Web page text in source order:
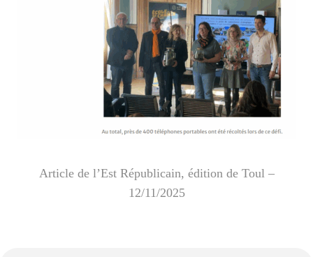
Article de l’Est Républicain, édition de Toul –
12/11/2025